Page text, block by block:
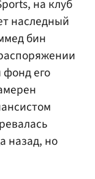
на клуб
наследный
бин
фонд его
назад, но